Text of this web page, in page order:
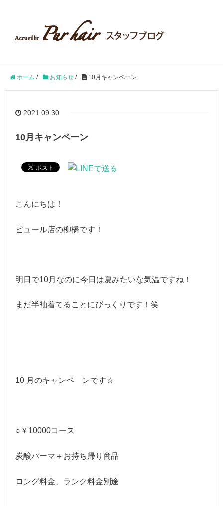
ホーム / お知らせ / 10月キャンペーン
2021.09.30
10月キャンペーン
こんにちは！
ピュール店の柳橋です！
明日で10月なのに今日は夏みたいな気温ですね！
まだ半袖着てることにびっくりです！笑
10 月のキャンペーンです☆
○￥10000コース
炭酸パーマ＋お持ち帰り商品
ロング料金、ランク料金別途